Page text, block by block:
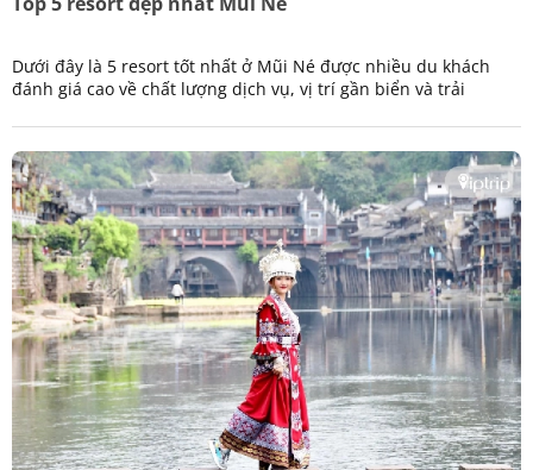
Dưới đây là 5 resort tốt nhất ở Mũi Né được nhiều du khách
đánh giá cao về chất lượng dịch vụ, vị trí gần biển và trải
hoặc thư giãn dài ngày